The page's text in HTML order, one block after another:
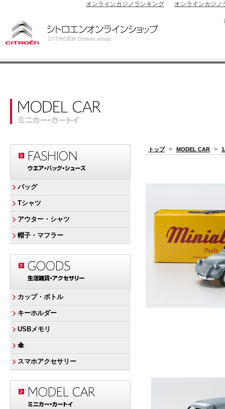
オンラインカジノランキング オンラインカジノ
バッグ
Tシャツ
アウター・シャツ
帽子・マフラー
カップ・ボトル
キーホルダー
USBメモリ
傘
スマホアクセサリー
トップ > MODEL CAR >